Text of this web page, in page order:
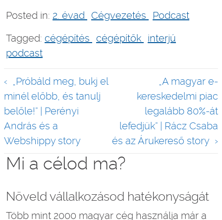
Posted in: 2. évad Cégvezetés
Podcast
Tagged: cégépítés cégépítők interjú
podcast
Bejegyzés
navigáció
„Próbáld meg, bukj el
minél előbb, és tanulj
belőle!” | Perényi
András és a
Webshippy story
„A magyar e-
kereskedelmi piac
legalább 80%-át
lefedjük” | Rácz Csaba
és az Árukereső story
Mi a célod ma?
Növeld vállalkozásod hatékonyságát
Több mint 2000 magyar cég használja már a